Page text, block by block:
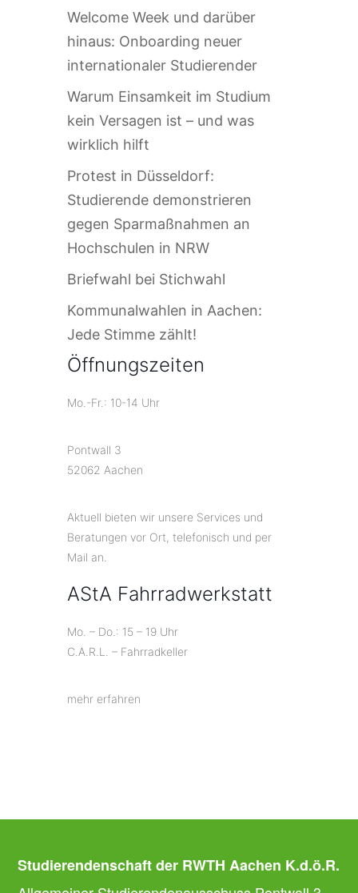
Welcome Week und darüber
hinaus: Onboarding neuer
internationaler Studierender
Warum Einsamkeit im Studium
kein Versagen ist – und was
wirklich hilft
Protest in Düsseldorf:
Studierende demonstrieren
gegen Sparmaßnahmen an
Hochschulen in NRW
Briefwahl bei Stichwahl
Kommunalwahlen in Aachen:
Jede Stimme zählt!
Öffnungszeiten
Mo.-Fr.: 10-14 Uhr
Pontwall 3
52062 Aachen
Aktuell bieten wir unsere Services und
Beratungen vor Ort, telefonisch und per
Mail an.
AStA Fahrradwerkstatt
Mo. – Do.: 15 – 19 Uhr
C.A.R.L. – Fahrradkeller
mehr erfahren
Studierendenschaft der RWTH Aachen K.d.ö.R.